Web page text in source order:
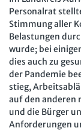
Arbeit in der SBV
MAV
Arbeit in der MAV
Bücher
Zeitschriften
Arbeitsrecht im
Der Personalrat
Fachmodule
Software
Personalrat
Stimmung aller
Belastungen
wurde; bei
dies auch zu
der Pandemie
stieg,
auf den anderen
und die Bürger
Anforderungen